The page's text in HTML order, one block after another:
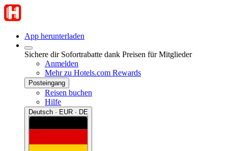
App herunterladen
Sichere dir Sofortrabatte dank Preisen für Mitglieder
Anmelden
Mehr zu Hotels.com Rewards
Posteingang
Reisen buchen
Hilfe
Deutsch · EUR · DE